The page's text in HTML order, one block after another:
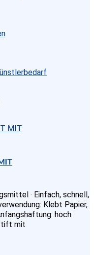
· Einfach, schnell,
Klebt Papier,
hoch ·
mit